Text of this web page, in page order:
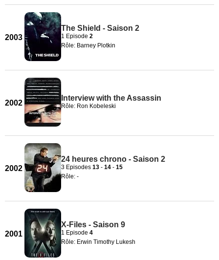
2003
The Shield - Saison 2
1 Episode 2
Rôle: Barney Plotkin
2002
Interview with the Assassin
Rôle: Ron Kobeleski
2002
24 heures chrono - Saison 2
3 Episodes 13 - 14 - 15
Rôle: -
2001
X-Files - Saison 9
1 Episode 4
Rôle: Erwin Timothy Lukesh